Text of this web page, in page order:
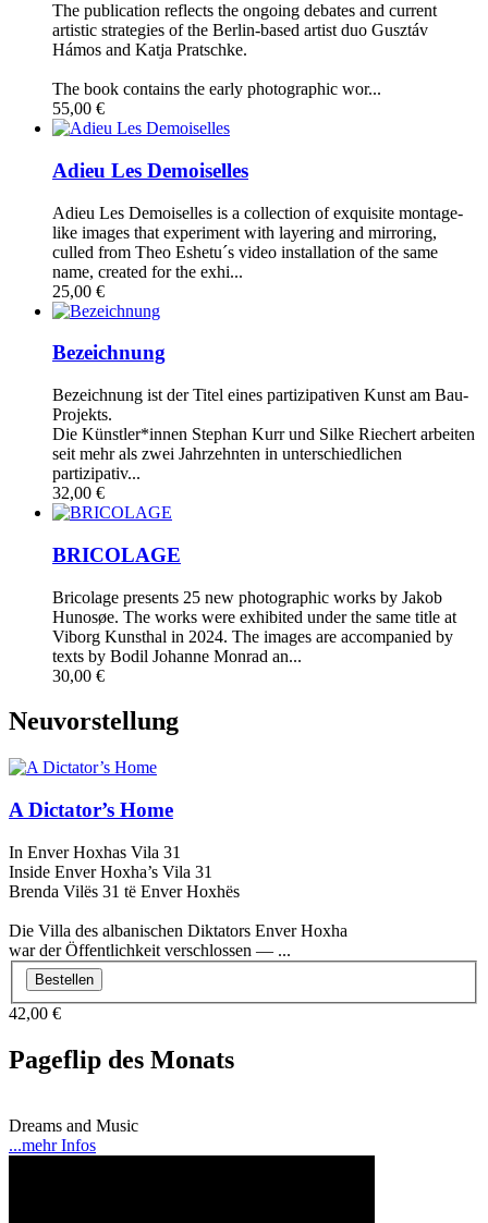
The publication reflects the ongoing debates and current
artistic strategies of the Berlin-based artist duo Gusztáv
Hámos and Katja Pratschke.
The book contains the early photographic wor...
55,00 €
Adieu Les Demoiselles
Adieu Les Demoiselles is a collection of exquisite montage-
like images that experiment with layering and mirroring,
culled from Theo Eshetu´s video installation of the same
name, created for the exhi...
25,00 €
Bezeichnung
Bezeichnung ist der Titel eines partizipativen Kunst am Bau-
Projekts.
Die Künstler*innen Stephan Kurr und Silke Riechert arbeiten
seit mehr als zwei Jahrzehnten in unterschiedlichen
partizipativ...
32,00 €
BRICOLAGE
Bricolage presents 25 new photographic works by Jakob
Hunosøe. The works were exhibited under the same title at
Viborg Kunsthal in 2024. The images are accompanied by
texts by Bodil Johanne Monrad an...
30,00 €
Neuvorstellung
A Dictator’s Home
In Enver Hoxhas Vila 31
Inside Enver Hoxha’s Vila 31
Brenda Vilës 31 të Enver Hoxhës
Die Villa des albanischen Diktators Enver Hoxha
war der Öffentlichkeit verschlossen — ...
Bestellen
42,00 €
Pageflip des Monats
Dreams and Music
...mehr Infos